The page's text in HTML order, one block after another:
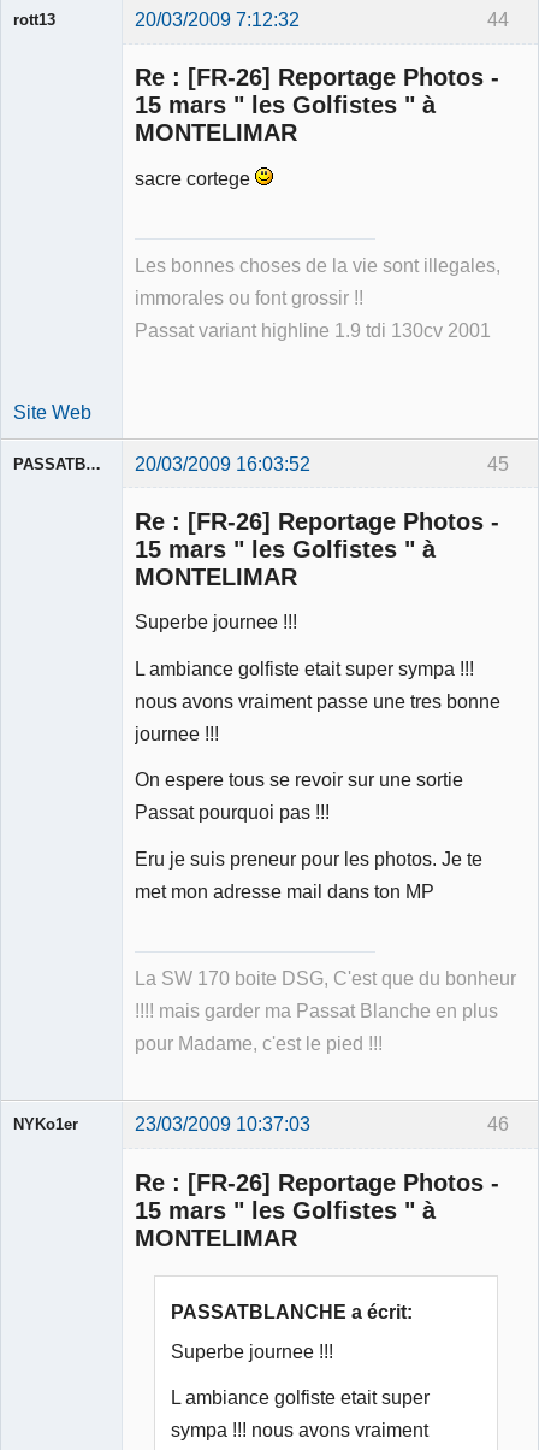
44
rott13 20/03/2009 7:12:32
Re : [FR-26] Reportage Photos -
15 mars " les Golfistes " à
MONTELIMAR
sacre cortege
Les bonnes choses de la vie sont illegales,
immorales ou font grossir !!
Passat variant highline 1.9 tdi 130cv 2001
Site Web
45
PASSATBLANCHE 20/03/2009 16:03:52
Re : [FR-26] Reportage Photos -
15 mars " les Golfistes " à
MONTELIMAR
Superbe journee !!!
L ambiance golfiste etait super sympa !!!
nous avons vraiment passe une tres bonne
journee !!!
On espere tous se revoir sur une sortie
Passat pourquoi pas !!!
Eru je suis preneur pour les photos. Je te
met mon adresse mail dans ton MP
La SW 170 boite DSG, C'est que du bonheur
!!!! mais garder ma Passat Blanche en plus
pour Madame, c'est le pied !!!
46
NYKo1er 23/03/2009 10:37:03
Re : [FR-26] Reportage Photos -
15 mars " les Golfistes " à
MONTELIMAR
PASSATBLANCHE a écrit:
Superbe journee !!!
L ambiance golfiste etait super
sympa !!! nous avons vraiment